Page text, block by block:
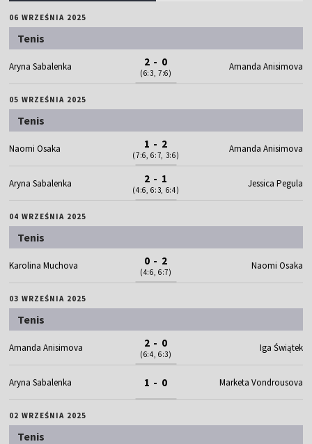
06 WRZEŚNIA 2025
Tenis
Aryna Sabalenka 2 - 0
(6:3, 7:6)
Amanda Anisimova
05 WRZEŚNIA 2025
Tenis
Naomi Osaka 1 - 2
(7:6, 6:7, 3:6)
Amanda Anisimova
Aryna Sabalenka 2 - 1
(4:6, 6:3, 6:4)
Jessica Pegula
04 WRZEŚNIA 2025
Tenis
Karolina Muchova 0 - 2
(4:6, 6:7)
Naomi Osaka
03 WRZEŚNIA 2025
Tenis
Amanda Anisimova 2 - 0
(6:4, 6:3)
Iga Świątek
Aryna Sabalenka 1 - 0 Marketa Vondrousova
02 WRZEŚNIA 2025
Tenis